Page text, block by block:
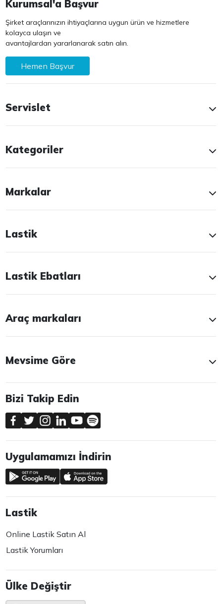
Kurumsal'a Başvur
Şirket araçlarınızın ihtiyaçlarına uygun ürün ve hizmetlere
kolayca ulaşın ve
avantajlardan yararlanarak satın alın.
Hemen Başvur
Servislet
Kategoriler
Markalar
Lastik
Lastik Ebatları
Araç markaları
Mevsime Göre
Bizi Takip Edin
Uygulamamızı İndirin
Lastik
Online Lastik Satın Al
Lastik Yorumları
Ülke Değiştir